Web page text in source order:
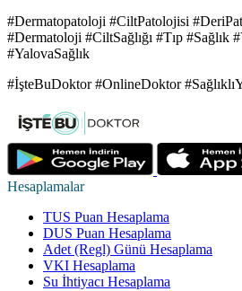
#Dermatopatoloji #CiltPatolojisi
#Dermatoloji #CiltSağlığı #Tıp #Sağlık
#YalovaSağlık
#İşteBuDoktor #OnlineDoktor
Hesaplamalar
TUS Puan Hesaplama
DUS Puan Hesaplama
Adet (Regl) Günü Hesaplama
VKI Hesaplama
Su İhtiyacı Hesaplama